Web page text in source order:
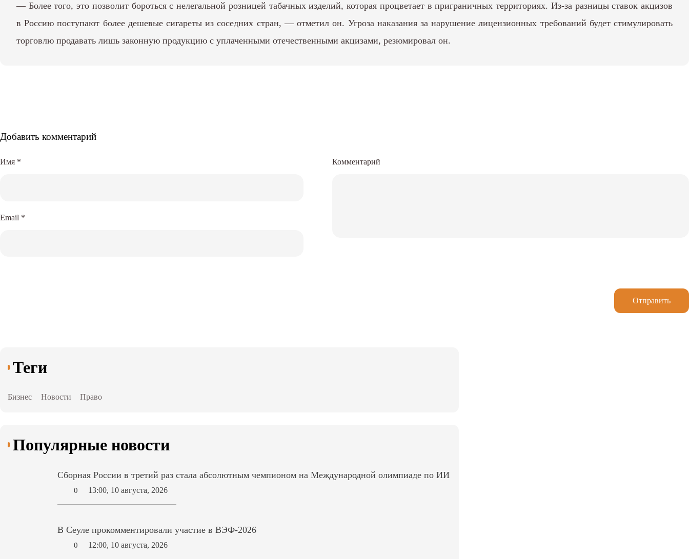
— Более того, это позволит бороться с нелегальной розницей табачных изделий, которая процветает в приграничных территориях. Из-за разницы ставок акцизов
в Россию поступают более дешевые сигареты из соседних стран, — отметил он. Угроза наказания за нарушение лицензионных требований будет стимулировать
торговлю продавать лишь законную продукцию с уплаченными отечественными акцизами, резюмировал он.
Добавить комментарий
Комментарий
Имя *
Email *
Отправить
Теги
Бизнес Новости Право
Популярные новости
Сборная России в третий раз стала абсолютным чемпионом на Международной олимпиаде по ИИ
0 13:00, 10 августа, 2026
В Сеуле прокомментировали участие в ВЭФ-2026
0 12:00, 10 августа, 2026